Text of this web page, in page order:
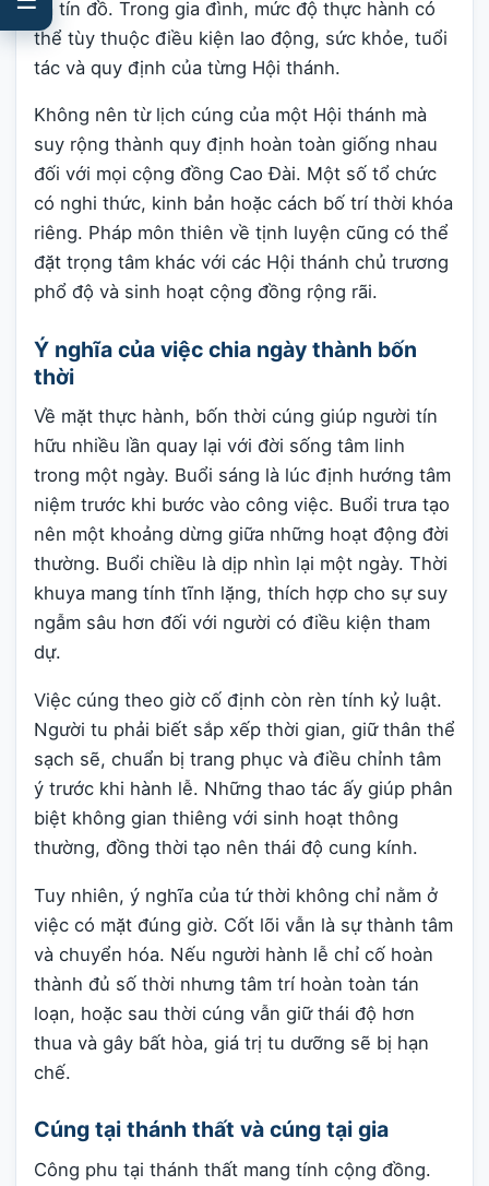
và tín đồ. Trong gia đình, mức độ thực hành có
thể tùy thuộc điều kiện lao động, sức khỏe, tuổi
tác và quy định của từng Hội thánh.
Không nên từ lịch cúng của một Hội thánh mà
suy rộng thành quy định hoàn toàn giống nhau
đối với mọi cộng đồng Cao Đài. Một số tổ chức
có nghi thức, kinh bản hoặc cách bố trí thời khóa
riêng. Pháp môn thiên về tịnh luyện cũng có thể
đặt trọng tâm khác với các Hội thánh chủ trương
phổ độ và sinh hoạt cộng đồng rộng rãi.
Ý nghĩa của việc chia ngày thành bốn
thời
Về mặt thực hành, bốn thời cúng giúp người tín
hữu nhiều lần quay lại với đời sống tâm linh
trong một ngày. Buổi sáng là lúc định hướng tâm
niệm trước khi bước vào công việc. Buổi trưa tạo
nên một khoảng dừng giữa những hoạt động đời
thường. Buổi chiều là dịp nhìn lại một ngày. Thời
khuya mang tính tĩnh lặng, thích hợp cho sự suy
ngẫm sâu hơn đối với người có điều kiện tham
dự.
Việc cúng theo giờ cố định còn rèn tính kỷ luật.
Người tu phải biết sắp xếp thời gian, giữ thân thể
sạch sẽ, chuẩn bị trang phục và điều chỉnh tâm
ý trước khi hành lễ. Những thao tác ấy giúp phân
biệt không gian thiêng với sinh hoạt thông
thường, đồng thời tạo nên thái độ cung kính.
Tuy nhiên, ý nghĩa của tứ thời không chỉ nằm ở
việc có mặt đúng giờ. Cốt lõi vẫn là sự thành tâm
và chuyển hóa. Nếu người hành lễ chỉ cố hoàn
thành đủ số thời nhưng tâm trí hoàn toàn tán
loạn, hoặc sau thời cúng vẫn giữ thái độ hơn
thua và gây bất hòa, giá trị tu dưỡng sẽ bị hạn
chế.
Cúng tại thánh thất và cúng tại gia
Công phu tại thánh thất mang tính cộng đồng.